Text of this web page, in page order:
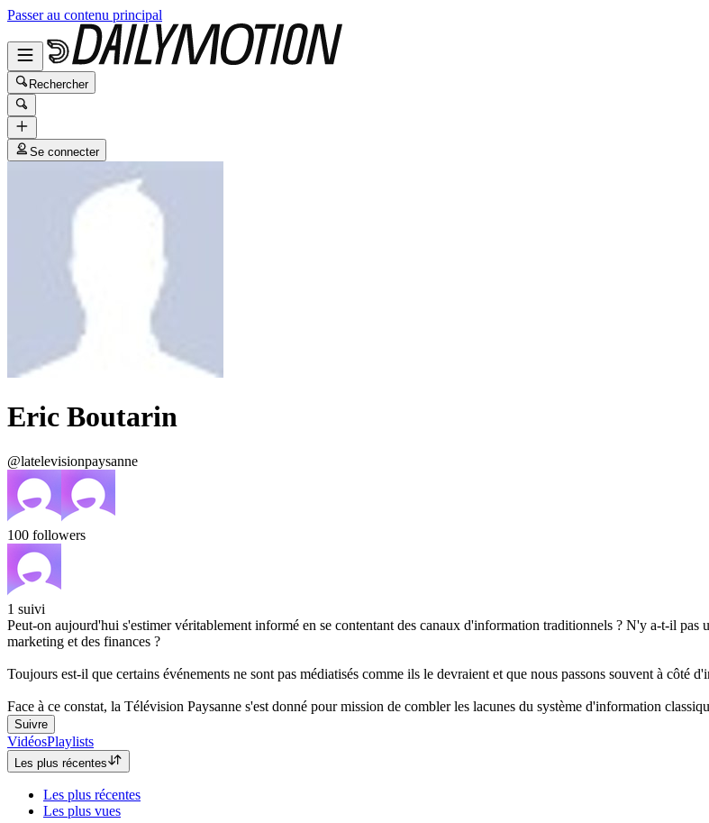
Passer au contenu principal
Rechercher
Se connecter
Eric Boutarin
@latelevisionpaysanne
100 followers
1 suivi
Peut-on aujourd'hui s'estimer véritablement informé en se contentant des canaux d'information traditionnels ? N'y a-t-il
marketing et des finances ?
Toujours est-il que certains événements ne sont pas médiatisés comme ils le devraient et que nous passons souvent à côté
Face à ce constat, la Télévision Paysanne s'est donné pour mission de combler les lacunes du système d'information
Suivre
VidéosPlaylists
Les plus récentes
Les plus récentes
Les plus vues